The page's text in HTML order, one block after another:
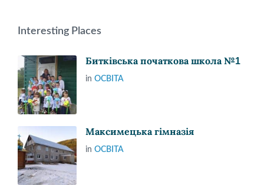
Interesting Places
Битківська початкова школа №1
in ОСВІТА
Максимецька гімназія
in ОСВІТА